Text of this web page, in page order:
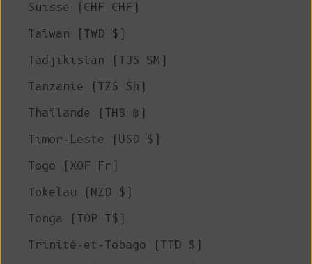
Suisse (CHF CHF)
Taïwan (TWD $)
Tadjikistan (TJS ЅМ)
Tanzanie (TZS Sh)
Thaïlande (THB ฿)
Timor-Leste (USD $)
Togo (XOF Fr)
Tokelau (NZD $)
Tonga (TOP T$)
Trinité-et-Tobago (TTD $)